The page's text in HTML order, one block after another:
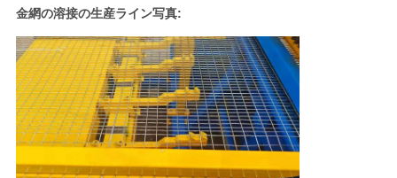
金網の溶接の生産ライン写真: